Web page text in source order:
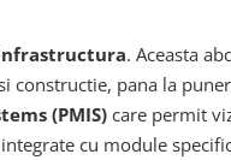
. Aceasta
constructie, pana la
(PMIS)care permit
integrate cu module